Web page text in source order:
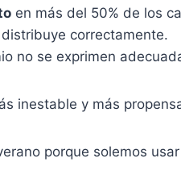
en más del 50% de los
correctamente.
no se exprimen
inestable y más
porque solemos